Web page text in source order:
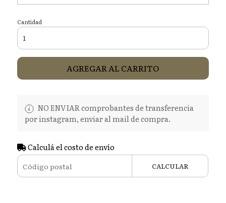
Cantidad
AGREGAR AL CARRITO
NO ENVIAR comprobantes de transferencia
por instagram, enviar al mail de compra.
Calculá el costo de envío
CALCULAR